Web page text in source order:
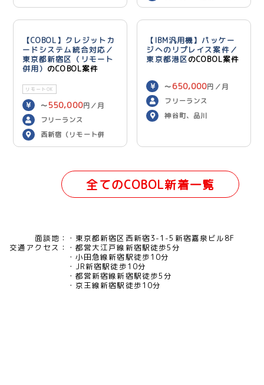
本橋（リモート併用）
【COBOL】クレジットカ
ードシステム統合対応／
東京都新宿区（リモート
併用） のCOBOL案件
リモートOK
〜 550,000円／月
フリーランス
西新宿（リモート併
用）
【IBM汎用機】パッケー
ジへのリプレイス案件／
東京都港区のCOBOL案件
〜 650,000円／月
フリーランス
神谷町、品川
全てのCOBOL新着一覧
面談地：
東京都新宿区西新宿3-1-5新宿嘉泉ビル8F
交通アクセス：
都営大江戸線新宿駅徒歩5分
小田急線新宿駅徒歩10分
JR新宿駅徒歩10分
都営新宿線新宿駅徒歩5分
京王線新宿駅徒歩10分